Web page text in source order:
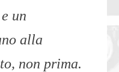
un
alla
non prima.